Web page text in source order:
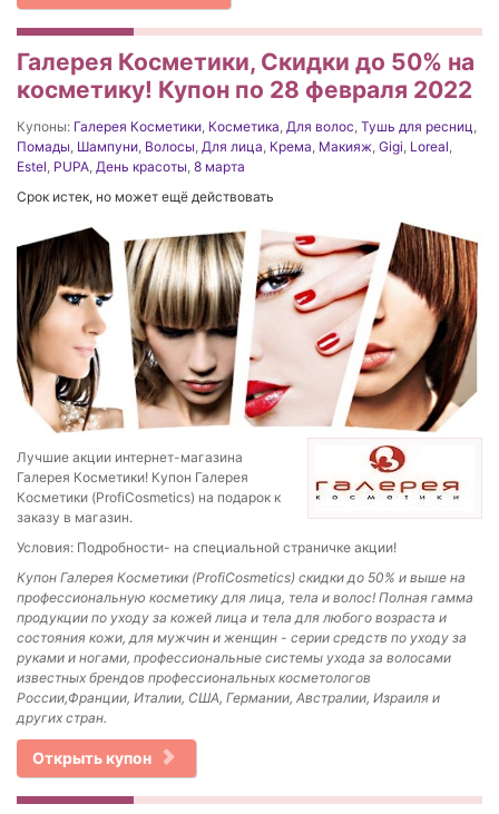
Галерея Косметики, Скидки до 50% на
косметику! Купон по 28 февраля 2022
Купоны: Галерея Косметики Косметика Для волос Тушь для ресниц
Помады Шампуни Волосы Для лица Крема Макияж Gigi Loreal
Estel PUPA День красоты 8 марта
Срок истек, но может ещё действовать
Лучшие акции интернет-магазина
Галерея Косметики! Купон Галерея
Косметики (ProfiCosmetics) на подарок к
заказу в магазин.
Условия: Подробности- на специальной страничке акции!
Купон Галерея Косметики (ProfiCosmetics) скидки до 50% и выше на
профессиональную косметику для лица, тела и волос! Полная гамма
продукции по уходу за кожей лица и тела для любого возраста и
состояния кожи, для мужчин и женщин - серии средств по уходу за
руками и ногами, профессиональные системы ухода за волосами
известных брендов профессиональных косметологов
России,Франции, Италии, США, Германии, Австралии, Израиля и
других стран.
Открыть купон